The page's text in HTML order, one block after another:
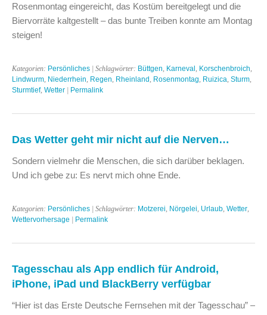
Rosenmontag eingereicht, das Kostüm bereitgelegt und die
Biervorräte kaltgestellt – das bunte Treiben konnte am Montag
steigen!
Kategorien: Persönliches | Schlagwörter: Büttgen Karneval Korschenbroich
Lindwurm Niederrhein Regen Rheinland Rosenmontag Ruizica Sturm
Sturmtief, Wetter | Permalink
Das Wetter geht mir nicht auf die Nerven…
Sondern vielmehr die Menschen, die sich darüber beklagen.
Und ich gebe zu: Es nervt mich ohne Ende.
Kategorien: Persönliches | Schlagwörter: Motzerei Nörgelei Urlaub Wetter
Wettervorhersage | Permalink
Tagesschau als App endlich für Android,
iPhone, iPad und BlackBerry verfügbar
“Hier ist das Erste Deutsche Fernsehen mit der Tagesschau” –